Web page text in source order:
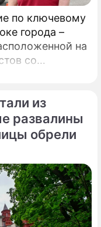
по ключевому
города –
на
со
Москвы
развязки
проблемных
из
развалины
обрели